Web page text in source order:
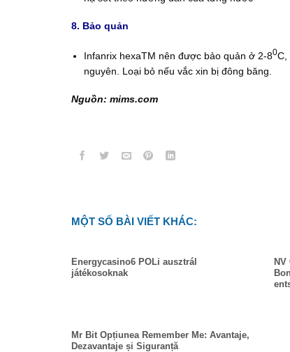
8. Bảo quản
Infanrix hexaTM nên được bảo quản ở 2-80C,
nguyên. Loại bỏ nếu vắc xin bị đông băng.
Nguồn: mims.com
MỘT SỐ BÀI VIẾT KHÁC:
Energycasino6 POLi ausztrál
játékosoknak
Mr Bit Opțiunea Remember Me: Avantaje,
Dezavantaje și Siguranță